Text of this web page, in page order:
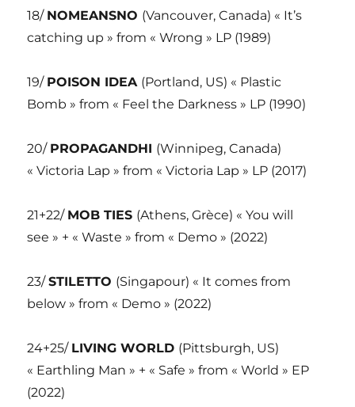
18/ NOMEANSNO (Vancouver, Canada) « It’s
catching up » from « Wrong » LP (1989)
19/ POISON IDEA (Portland, US) « Plastic
Bomb » from « Feel the Darkness » LP (1990)
20/ PROPAGANDHI (Winnipeg, Canada)
« Victoria Lap » from « Victoria Lap » LP (2017)
21+22/ MOB TIES (Athens, Grèce) « You will
see » + « Waste » from « Demo » (2022)
23/STILETTO (Singapour) « It comes from
below » from « Demo » (2022)
24+25/ LIVING WORLD (Pittsburgh, US)
« Earthling Man » + « Safe » from « World » EP
(2022)